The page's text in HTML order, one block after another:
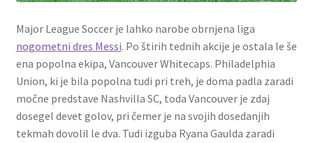
Major League Soccer je lahko narobe obrnjena liga
nogometni dres Messi. Po štirih tednih akcije je ostala le še
ena popolna ekipa, Vancouver Whitecaps. Philadelphia
Union, ki je bila popolna tudi pri treh, je doma padla zaradi
močne predstave Nashvilla SC, toda Vancouver je zdaj
dosegel devet golov, pri čemer je na svojih dosedanjih
tekmah dovolil le dva. Tudi izguba Ryana Gaulda zaradi